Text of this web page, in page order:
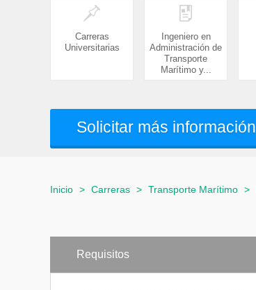
Carreras
Universitarias
Ingeniero en
Administración de
Transporte
Marítimo y...
Solicitar más información
Inicio > Carreras > Transporte Marítimo >
Requisitos